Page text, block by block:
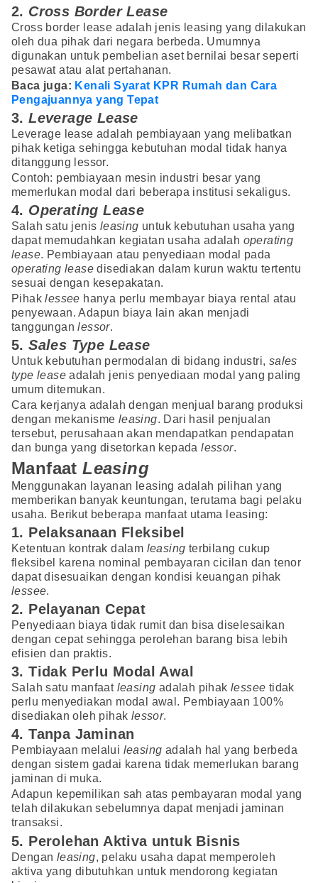
2. Cross Border Lease
Cross border lease adalah jenis leasing yang dilakukan
oleh dua pihak dari negara berbeda. Umumnya
digunakan untuk pembelian aset bernilai besar seperti
pesawat atau alat pertahanan.
Baca juga: Kenali Syarat KPR Rumah dan Cara
Pengajuannya yang Tepat
3.Leverage Lease
Leverage lease adalah pembiayaan yang melibatkan
pihak ketiga sehingga kebutuhan modal tidak hanya
ditanggung lessor.
Contoh: pembiayaan mesin industri besar yang
memerlukan modal dari beberapa institusi sekaligus.
4. Operating Lease
Salah satu jenis leasing untuk kebutuhan usaha yang
dapat memudahkan kegiatan usaha adalah operating
lease. Pembiayaan atau penyediaan modal pada
operating lease disediakan dalam kurun waktu tertentu
sesuai dengan kesepakatan.
Pihaklessee hanya perlu membayar biaya rental atau
penyewaan. Adapun biaya lain akan menjadi
tanggunganlessor.
5.Sales Type Lease
Untuk kebutuhan permodalan di bidang industri, sales
type lease adalah jenis penyediaan modal yang paling
umum ditemukan.
Cara kerjanya adalah dengan menjual barang produksi
dengan mekanisme leasing. Dari hasil penjualan
tersebut, perusahaan akan mendapatkan pendapatan
dan bunga yang disetorkan kepadalessor.
ManfaatLeasing
Menggunakan layanan leasing adalah pilihan yang
memberikan banyak keuntungan, terutama bagi pelaku
usaha. Berikut beberapa manfaat utama leasing:
1. Pelaksanaan Fleksibel
Ketentuan kontrak dalam leasing terbilang cukup
fleksibel karena nominal pembayaran cicilan dan tenor
dapat disesuaikan dengan kondisi keuangan pihak
lessee.
2. Pelayanan Cepat
Penyediaan biaya tidak rumit dan bisa diselesaikan
dengan cepat sehingga perolehan barang bisa lebih
efisien dan praktis.
3. Tidak Perlu Modal Awal
Salah satu manfaat leasing adalah pihaklessee tidak
perlu menyediakan modal awal. Pembiayaan 100%
disediakan oleh pihak lessor.
4. Tanpa Jaminan
Pembiayaan melalui leasing adalah hal yang berbeda
dengan sistem gadai karena tidak memerlukan barang
jaminan di muka.
Adapun kepemilikan sah atas pembayaran modal yang
telah dilakukan sebelumnya dapat menjadi jaminan
transaksi.
5. Perolehan Aktiva untuk Bisnis
Dengan leasing, pelaku usaha dapat memperoleh
aktiva yang dibutuhkan untuk mendorong kegiatan